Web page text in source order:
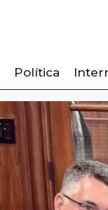
Política